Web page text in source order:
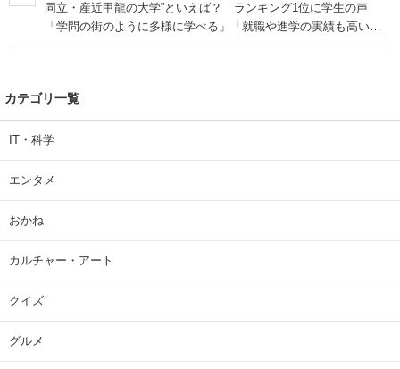
同立・産近甲龍の大学”といえば？ ランキング1位に学生の声
「学問の街のように多様に学べる」「就職や進学の実績も高い」
| 大学 ねとらぼリサーチ
カテゴリ一覧
IT・科学
エンタメ
おかね
カルチャー・アート
クイズ
グルメ